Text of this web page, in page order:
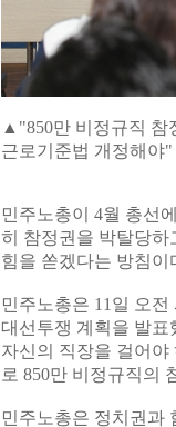
▲"850만 비정규직 참
근로기준법 개정해야"
민주노총이 4월 총선
히 참정권을 박탈당하
힘을 쏟겠다는 방침이
민주노총은 11일 오
대선투쟁 계획을 발표
자신의 직장을 걸어야
로 850만 비정규직의
민주노총은 정치권과